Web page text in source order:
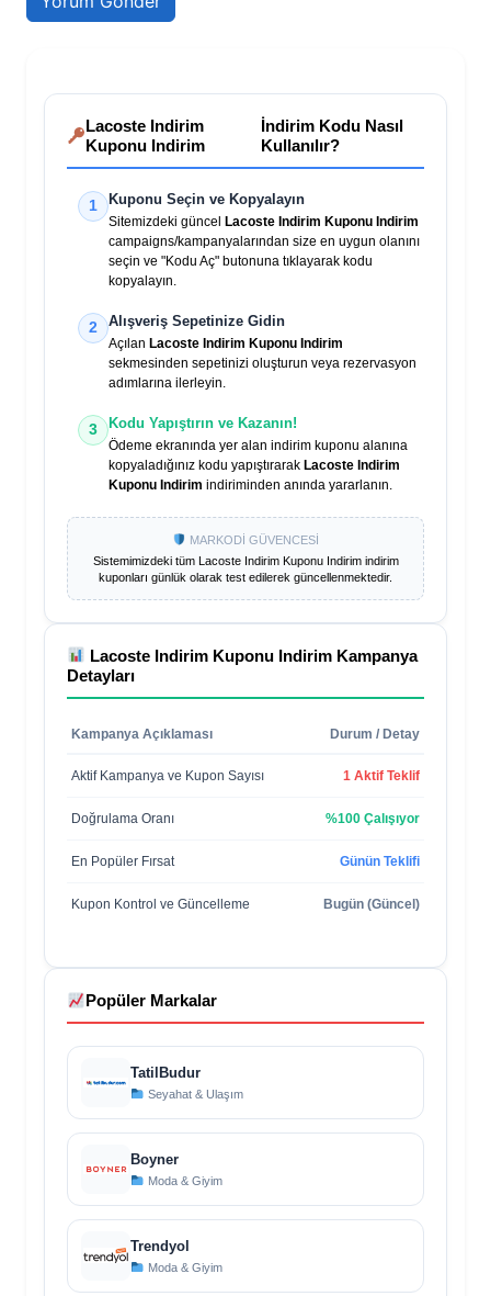
Lacoste Indirim
Kuponu Indirim
İndirim Kodu Nasıl
Kullanılır?
1 Kuponu Seçin ve Kopyalayın
Sitemizdeki güncel Lacoste Indirim Kuponu Indirim
campaigns/kampanyalarından size en uygun olanını
seçin ve "Kodu Aç" butonuna tıklayarak kodu
kopyalayın.
2 Alışveriş Sepetinize Gidin
Açılan Lacoste Indirim Kuponu Indirim
sekmesinden sepetinizi oluşturun veya rezervasyon
adımlarına ilerleyin.
3 Kodu Yapıştırın ve Kazanın!
Ödeme ekranında yer alan indirim kuponu alanına
kopyaladığınız kodu yapıştırarak Lacoste Indirim
Kuponu Indirim indiriminden anında yararlanın.
MARKODİ GÜVENCESİ
Sistemimizdeki tüm Lacoste Indirim Kuponu Indirimindirim
kuponları günlük olarak test edilerek güncellenmektedir.
Lacoste Indirim Kuponu Indirim Kampanya
Detayları
Kampanya Açıklaması Durum / Detay
Aktif Kampanya ve Kupon Sayısı 1 Aktif Teklif
Doğrulama Oranı %100 Çalışıyor
En Popüler Fırsat Günün Teklifi
Kupon Kontrol ve Güncelleme Bugün (Güncel)
Popüler Markalar
TatilBudur
Seyahat & Ulaşım
Boyner
Moda & Giyim
Trendyol
Moda & Giyim